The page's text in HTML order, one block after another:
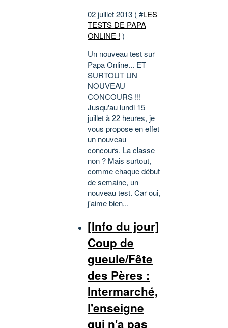
02 juillet 2013 ( #LES
TESTS DE PAPA
ONLINE ! )
Un nouveau test sur
Papa Online... ET
SURTOUT UN
NOUVEAU
CONCOURS !!!
Jusqu'au lundi 15
juillet à 22 heures, je
vous propose en effet
un nouveau
concours. La classe
non ? Mais surtout,
comme chaque début
de semaine, un
nouveau test. Car oui,
j'aime bien...
[Info du jour]
Coup de
gueule/Fête
des Pères :
Intermarché,
l'enseigne
qui n'a pas